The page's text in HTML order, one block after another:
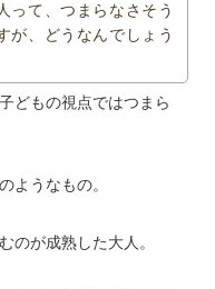
って、つまらなさそう
が、どうなんでしょう
どもの視点ではつまら
ようなもの。
のが成熟した大人。